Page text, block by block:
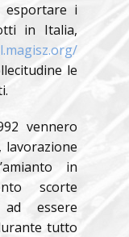
esportare i
in Italia,
le
vennero
lavorazione
in
scorte
essere
tutto